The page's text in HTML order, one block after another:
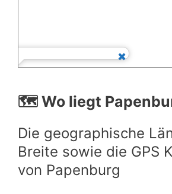
🗺️ Wo liegt
Die geographische
Breite sowie die GPS
von Papenburg